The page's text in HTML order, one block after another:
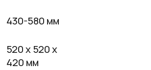
430-580 мм
520 х 520 х
420 мм